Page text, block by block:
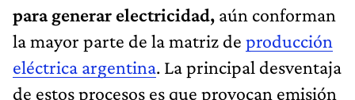
para generar electricidad, aún conforman
la mayor parte de la matriz de producción
eléctrica argentina. La principal desventaja
de estos procesos es que provocan emisión